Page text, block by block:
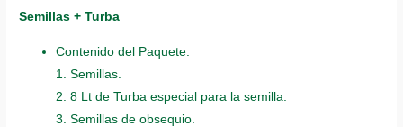
Semillas + Turba
Contenido del Paquete:
1. Semillas.
2. 8 Lt de Turba especial para la semilla.
3. Semillas de obsequio.